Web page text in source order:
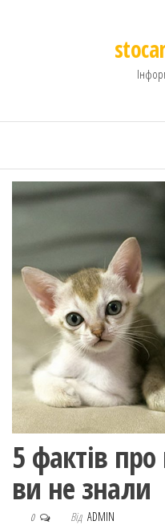
5 фактів
ви не знали
0 Від ADMIN